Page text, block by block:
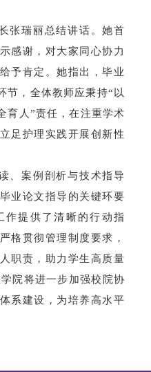
张瑞丽总结讲话。她首
感谢，对大家同心协力
予肯定。她指出，毕业
节，全体教师应秉持“以
育人”责任，在注重学术
足护理实践开展创新性
、案例剖析与技术指导
业论文指导的关键环要
作提供了清晰的行动指
格贯彻管理制度要求，
职责，助力学生高质量
院将进一步加强校院协
系建设，为培养高水平